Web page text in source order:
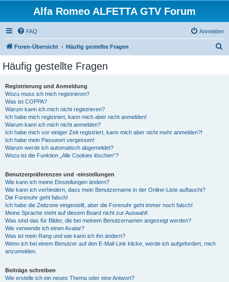
Alfa Romeo ALFETTA GTV Forum
FAQ Anmelden
Foren-Übersicht Häufig gestellte Fragen
Häufig gestellte Fragen
Registrierung und Anmeldung
Wozu muss ich mich registrieren?
Was ist COPPA?
Warum kann ich mich nicht registrieren?
Ich habe mich registriert, kann mich aber nicht anmelden!
Warum kann ich mich nicht anmelden?
Ich habe mich vor einiger Zeit registriert, kann mich aber nicht mehr anmelden?!
Ich habe mein Passwort vergessen!
Warum werde ich automatisch abgemeldet?
Wozu ist die Funktion „Alle Cookies löschen“?
Benutzerpräferenzen und -einstellungen
Wie kann ich meine Einstellungen ändern?
Wie kann ich verhindern, dass mein Benutzername in der Online-Liste auftaucht?
Die Forenuhr geht falsch!
Ich habe die Zeitzone eingestellt, aber die Forenuhr geht immer noch falsch!
Meine Sprache steht auf diesem Board nicht zur Auswahl!
Was sind das für Bilder, die bei meinem Benutzernamen angezeigt werden?
Wie verwende ich einen Avatar?
Was ist mein Rang und wie kann ich ihn ändern?
Wenn ich bei einem Benutzer auf den E-Mail-Link klicke, werde ich aufgefordert, mich
anzumelden.
Beiträge schreiben
Wie erstelle ich ein neues Thema oder eine Antwort?